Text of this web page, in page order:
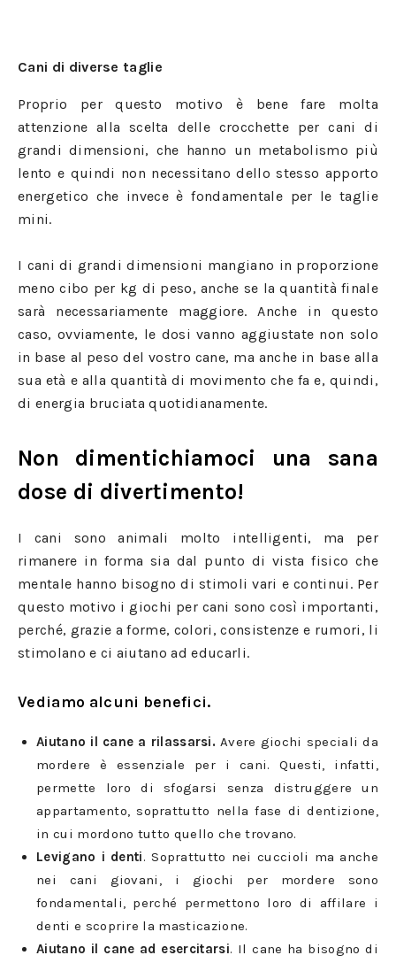
Cani di diverse taglie
Proprio per questo motivo è bene fare molta
attenzione alla scelta delle crocchette per cani di
grandi dimensioni, che hanno un metabolismo più
lento e quindi non necessitano dello stesso apporto
energetico che invece è fondamentale per le taglie
mini.
I cani di grandi dimensioni mangiano in proporzione
meno cibo per kg di peso, anche se la quantità finale
sarà necessariamente maggiore. Anche in questo
caso, ovviamente, le dosi vanno aggiustate non solo
in base al peso del vostro cane, ma anche in base alla
sua età e alla quantità di movimento che fa e, quindi,
di energia bruciata quotidianamente.
Non dimentichiamoci una sana
dose di divertimento!
I cani sono animali molto intelligenti, ma per
rimanere in forma sia dal punto di vista fisico che
mentale hanno bisogno di stimoli vari e continui. Per
questo motivo i giochi per cani sono così importanti,
perché, grazie a forme, colori, consistenze e rumori, li
stimolano e ci aiutano ad educarli.
Vediamo alcuni benefici.
Aiutano il cane a rilassarsi. Avere giochi speciali da
mordere è essenziale per i cani. Questi, infatti,
permette loro di sfogarsi senza distruggere un
appartamento, soprattutto nella fase di dentizione,
in cui mordono tutto quello che trovano.
Levigano i denti. Soprattutto nei cuccioli ma anche
nei cani giovani, i giochi per mordere sono
fondamentali, perché permettono loro di affilare i
denti e scoprire la masticazione.
Aiutano il cane ad esercitarsi. Il cane ha bisogno di